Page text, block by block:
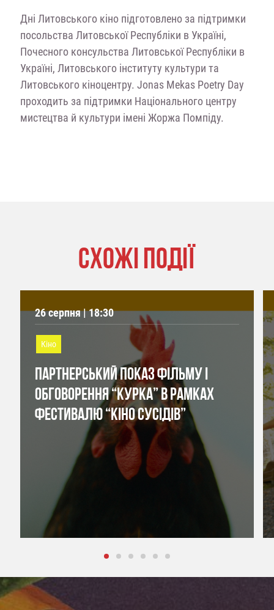
Дні Литовського кіно підготовлено за підтримки
посольства Литовської Республіки в Україні,
Почесного консульства Литовської Республіки в
Україні, Литовського інституту культури та
Литовського кіноцентру. Jonas Mekas Poetry Day
проходить за підтримки Національного центру
мистецтва й культури імені Жоржа Помпіду.
СХОЖІ ПОДІЇ
26 серпня | 18:30
Кіно
ПАРТНЕРСЬКИЙ ПОКАЗ ФІЛЬМУ І
ОБГОВОРЕННЯ “КУРКА” В РАМКАХ
ФЕСТИВАЛЮ “КІНО СУСІДІВ”